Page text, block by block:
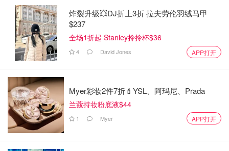
炸裂升级💥DJ折上3折 拉夫劳伦羽绒马甲
$237
全场1折起 Stanley拎拎杯$36
4 David Jones APP打开
Myer彩妆2件7折💄YSL、阿玛尼、Prada
兰蔻持妆粉底液$44
1 Myer APP打开